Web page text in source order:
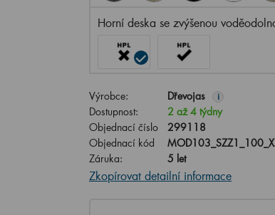
Horní deska se zvýšenou
Výrobce: Dřevojas i
Dostupnost:
2 až 4 týdny
Objednací číslo
299118
Objednací kód
Záruka:
5 let
Zkopírovat detailní informace